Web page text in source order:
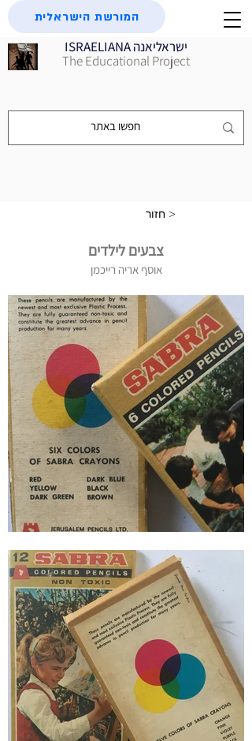
ISRAELIANA ישראליאנה
The Educational Project
המורשת הישראלית
חזור >
צבעים לילדים
אוסף אריה רייכמן